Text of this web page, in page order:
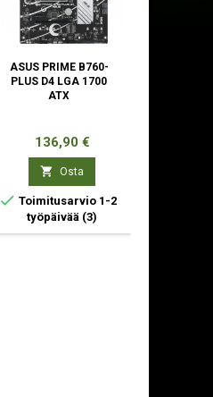
ASUS PRIME B760-
PLUS D4 LGA 1700
ATX
Hinta
136,90 €
 Osta
 Toimitusarvio 1-2
työpäivää (3)